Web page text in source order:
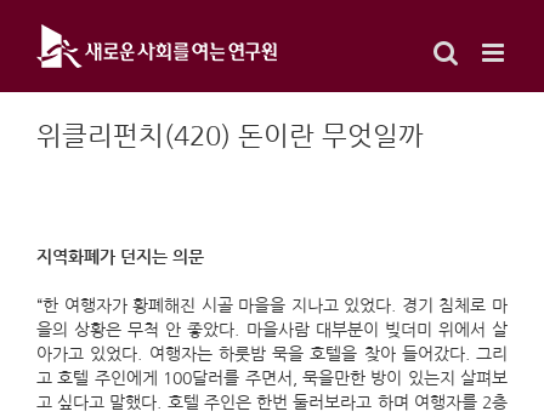
content
위클리펀치(420) 돈이란 무엇일까
지역화폐가 던지는 의문
“한 여행자가 황폐해진 시골 마을을 지나고 있었다. 경기 침체로 마
을의 상황은 무척 안 좋았다. 마을사람 대부분이 빚더미 위에서 살
아가고 있었다. 여행자는 하룻밤 묵을 호텔을 찾아 들어갔다. 그리
고 호텔 주인에게 100달러를 주면서, 묵을만한 방이 있는지 살펴보
고 싶다고 말했다. 호텔 주인은 한번 둘러보라고 하며 여행자를 2층